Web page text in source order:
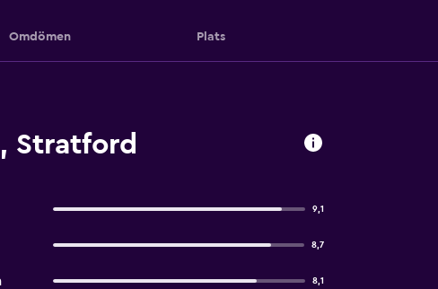
Omdömen Plats
Stratford
9,1
8,7
8,1